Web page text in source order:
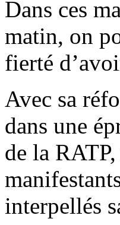
Dans ces
matin, on
fierté
Avec sa
dans une
de la
interpellés